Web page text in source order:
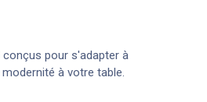
pour s'adapter à
à votre table.